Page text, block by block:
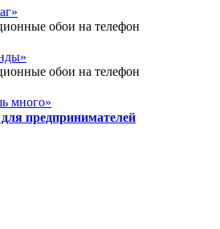
много»
предпринимателей